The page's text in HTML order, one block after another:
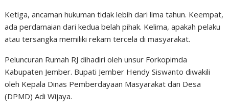
Ketiga, ancaman hukuman tidak lebih dari lima tahun. Keempat,
ada perdamaian dari kedua belah pihak. Kelima, apakah pelaku
atau tersangka memiliki rekam tercela di masyarakat.
Peluncuran Rumah RJ dihadiri oleh unsur Forkopimda
Kabupaten Jember. Bupati Jember Hendy Siswanto diwakili
oleh Kepala Dinas Pemberdayaan Masyarakat dan Desa
(DPMD) Adi Wijaya.